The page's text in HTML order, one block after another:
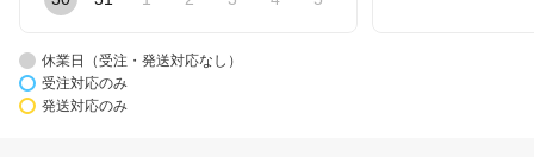
休業日（受注・発送対応なし）
受注対応のみ
発送対応のみ